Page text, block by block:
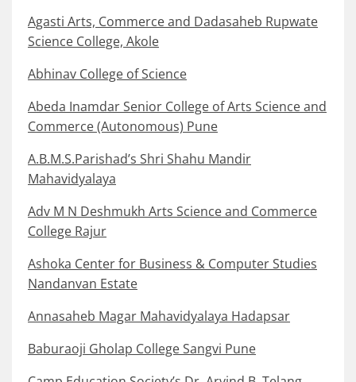
Agasti Arts, Commerce and Dadasaheb Rupwate
Science College, Akole
Abhinav College of Science
Abeda Inamdar Senior College of Arts Science and
Commerce (Autonomous) Pune
A.B.M.S.Parishad’s Shri Shahu Mandir
Mahavidyalaya
Adv M N Deshmukh Arts Science and Commerce
College Rajur
Ashoka Center for Business & Computer Studies
Nandanvan Estate
Annasaheb Magar Mahavidyalaya Hadapsar
Baburaoji Gholap College Sangvi Pune